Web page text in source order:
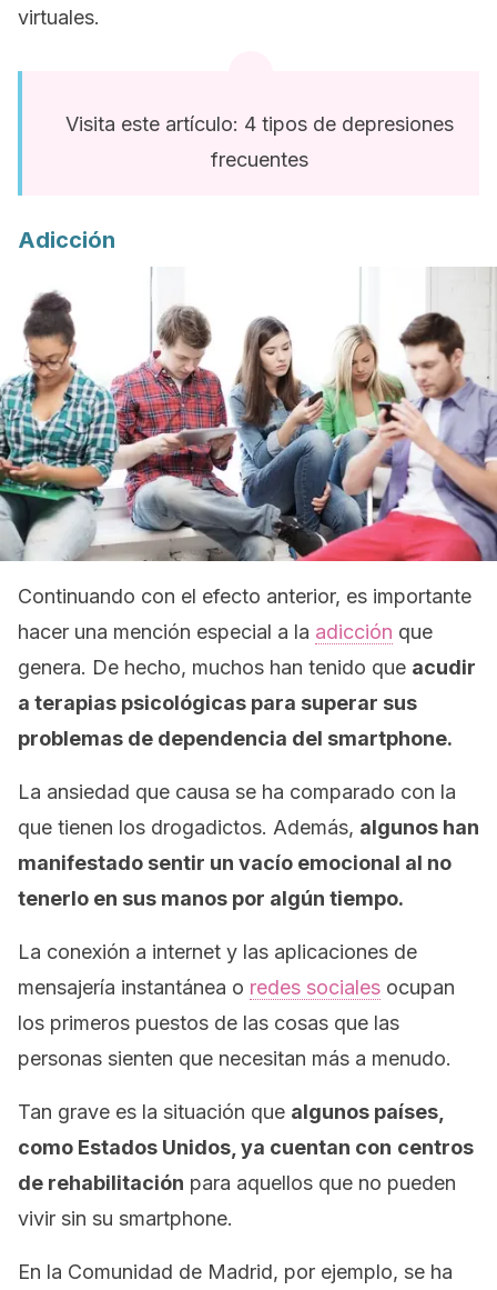
virtuales.
Visita este artículo: 4 tipos de depresiones
frecuentes
Adicción
Continuando con el efecto anterior, es importante
hacer una mención especial a la adicción que
genera. De hecho, muchos han tenido que acudir
a terapias psicológicas para superar sus
problemas de dependencia del smartphone.
La ansiedad que causa se ha comparado con la
que tienen los drogadictos. Además, algunos han
manifestado sentir un vacío emocional al no
tenerlo en sus manos por algún tiempo.
La conexión a internet y las aplicaciones de
mensajería instantánea o redes sociales ocupan
los primeros puestos de las cosas que las
personas sienten que necesitan más a menudo.
Tan grave es la situación que algunos países,
como Estados Unidos, ya cuentan con centros
de rehabilitación para aquellos que no pueden
vivir sin su smartphone.
En la Comunidad de Madrid, por ejemplo, se ha